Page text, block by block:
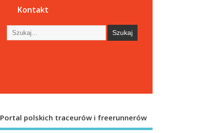
Kontakt
Portal polskich traceurów i freerunnerów